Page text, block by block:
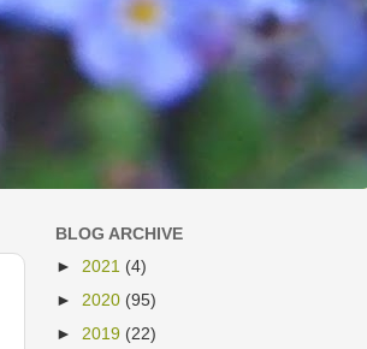
BLOG ARCHIVE
► 2021 (4)
► 2020 (95)
► 2019 (22)